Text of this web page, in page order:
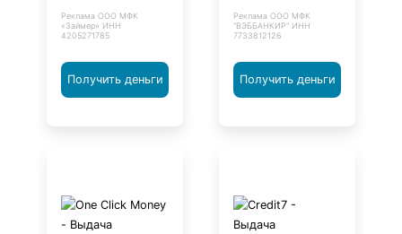
Реклама ООО МФК
«Займер» ИНН
4205271785
Получить деньги
Реклама ООО МФК
"ВЭББАНКИР" ИНН
7733812126
Получить деньги